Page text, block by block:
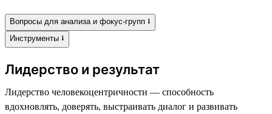
Вопросы для анализа и фокус-групп ⭣
Инструменты ⭣
Лидерство и результат
Лидерство человекоцентричности — способность
вдохновлять, доверять, выстраивать диалог и развивать